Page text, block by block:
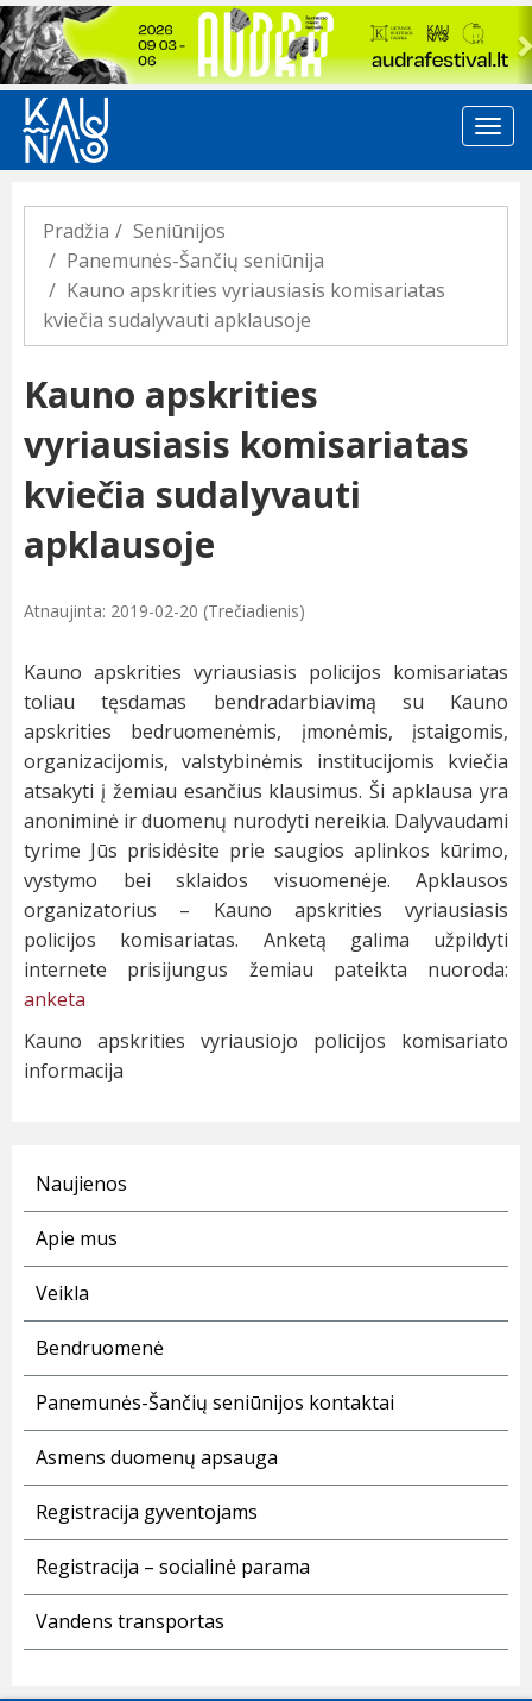
Previous
Pradžia
Seniūnijos
Panemunės-Šančių seniūnija
Kauno apskrities vyriausiasis komisariatas
kviečia sudalyvauti apklausoje
Kauno apskrities
vyriausiasis komisariatas
kviečia sudalyvauti
apklausoje
Atnaujinta: 2019-02-20 (Trečiadienis)
Kauno apskrities vyriausiasis policijos komisariatas
toliau tęsdamas bendradarbiavimą su Kauno
apskrities bedruomenėmis, įmonėmis, įstaigomis,
organizacijomis, valstybinėmis institucijomis kviečia
atsakyti į žemiau esančius klausimus. Ši apklausa yra
anoniminė ir duomenų nurodyti nereikia. Dalyvaudami
tyrime Jūs prisidėsite prie saugios aplinkos kūrimo,
vystymo bei sklaidos visuomenėje. Apklausos
organizatorius – Kauno apskrities vyriausiasis
policijos komisariatas. Anketą galima užpildyti
internete prisijungus žemiau pateikta nuoroda:
anketa
Kauno apskrities vyriausiojo policijos komisariato
informacija
Naujienos
Apie mus
Veikla
Bendruomenė
Panemunės-Šančių seniūnijos kontaktai
Asmens duomenų apsauga
Registracija gyventojams
Registracija – socialinė parama
Vandens transportas